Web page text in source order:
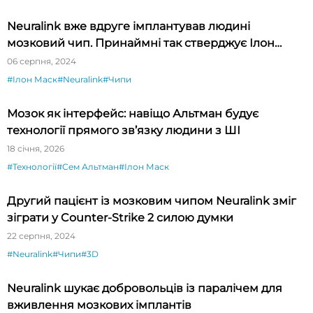
Neuralink вже вдруге імплантував людині
мозковий чип. Принаймні так стверджує Ілон
Маск
06 серпня, 2024
#Ілон Маск#Neuralink#Чипи
Мозок як інтерфейс: навіщо Альтман будує
технології прямого зв’язку людини з ШІ
18 січня, 2026
#Технології#Сем Альтман#Ілон Маск
Другий пацієнт із мозковим чипом Neuralink зміг
зіграти у Counter-Strike 2 силою думки
22 серпня, 2024
#Neuralink#Чипи#3D
Neuralink шукає добровольців із паралічем для
вживлення мозкових імплантів